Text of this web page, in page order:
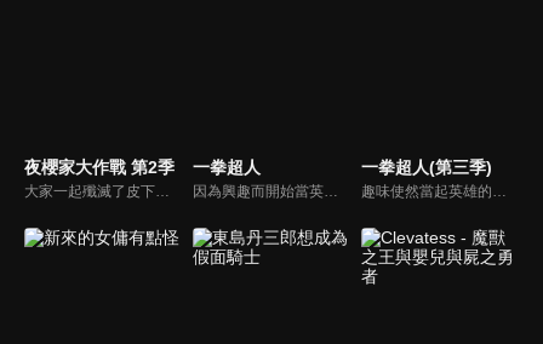
夜櫻家大作戰 第2季
大家一起殲滅了皮下真率領的犯罪組織「蒲公英」，「夜櫻前線」順利成功，接著還一併舉辦了太陽與六美的婚宴，夜櫻家迎來了安穩的日常生活……然而卻冒出了新任務？某天，太陽在夢中與夜櫻家初代當家夜櫻蕾進行對話。她表示為了達成「殺了我」的這個願望，有兩個不可或缺的事物。聽從蕾說的話，為了接觸掌握關鍵的皮下，太陽要挑戰銀級特務考試，但是有傳言指「今年不會有任何人合格」，最兇狠的考官們正在等著他！然後露出無畏笑容，六美她們的父親夜櫻百終於動了起來，身上帶有重重謎團的他，究竟有何目的？各式各樣的事件降臨在夜櫻家！家人之間的關係遭受考驗！電視動畫『夜櫻家大作戰』的新章，作戰開始！
一拳超人
因為興趣而開始當英雄的男人——埼玉。在經過三年特訓之後，他得到了無敵的力量。然而，他實在是強過了頭，所以無論多厲害的對手，都被他一拳解決。「絕對強勢的力量，實在是很無聊。」在這種普通熱血的最強英雄面前，今天也出現新的敵蹤。今天可以讓他拿出認真的態度嗎！？
一拳超人(第三季)
趣味使然當起英雄的男人埼玉，與弟子的傑諾斯一起，加入職業英雄所屬的組織‧英雄協會。某天，英雄協會被自稱怪人協會的怪人們挾持了幹部的孩子做人質。S級英雄們集結，為奪回人質，對怪人協會據點的突入作戰策畫。另一方面，在與英雄們的戰鬥途中被怪人協會帶走的「人類怪人」餓狼，在那據點中醒來。